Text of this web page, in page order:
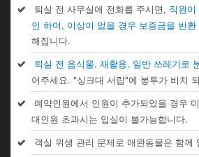
퇴실 전 사무실에 전화를 주시면, 직원
인 하며, 이상이 없을 경우 보증금을 반환
해집니다.
퇴실 전 음식물, 재활용, 일반 쓰레기로
어주세요. "싱크대 서랍"에 봉투가 비치
예약인원에서 인원이 추가되었을 경우
대인원 초과시는 입실이 불가능합니다.
객실 위생 관리 문제로 애완동물은 함께